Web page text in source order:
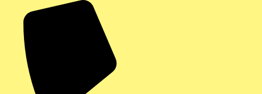
contenu